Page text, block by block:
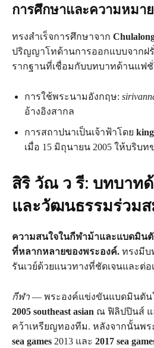
การศึกษาและความหมา
ทรงสำเร็จการศึกษาจาก
ปริญญาโทด้านการออกแบบจากฝรั่
รากฐานที่เชื่อมกับบทบาทด้านแฟ
การใช้พระนามอังกฤษ:
อ้างอิงสากล
การสถาปนาเป็นเจ้าฟ้าโดย
เมื่อ 15 มิถุนายน 2005 ให้บริบท
สิริ วัณ ว รี: บทบาท
และวัฒนธรรมร่วม
ความสนใจในกีฬาม้าและแบดมิน
ที่หลากหลายของพระองค์. ทรงมีบ
รันเวย์ด้วยแนวทางที่ชัดเจนและต่อ
กีฬา — พระองค์แข่งขันแบดมินตั
2005 southeast asian ณ ฟิลิปปินส์ แ
คว้าเหรียญทองทีม. หลังจากนั้นพ
sea games 2013 และ 2017 sea